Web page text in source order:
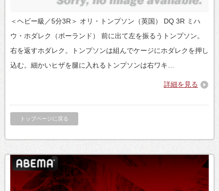
＜ヘビー級／5分3R＞ オリ・トンプソン（英国） DQ 3R ミハ
ウ・ホダレク（ポーランド） 前に出て左を振るうトンプソン。
右を返すホダレク。トンプソンは組んでケージにホダレクを押し
込む。細かいヒザを腿に入れるトンプソンは右ワキ…
詳細を見る
トップページに戻る